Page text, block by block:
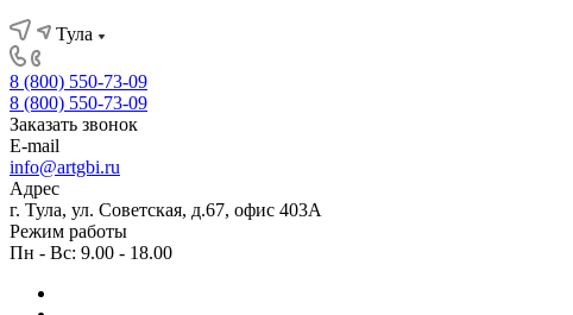
Тула
8 (800) 550-73-09
8 (800) 550-73-09
Заказать звонок
E-mail
info@artgbi.ru
Адрес
г. Тула, ул. Советская, д.67, офис 403А
Режим работы
Пн - Вс: 9.00 - 18.00